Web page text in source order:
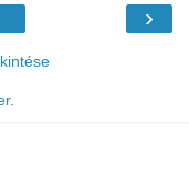
›
.